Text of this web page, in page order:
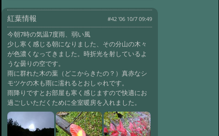
紅葉情報 #42 '06 10/7 09:49
今朝7時の気温7度雨、弱い風
少し寒く感じる朝になりました、その分山の木々
が色濃くなってきました。時折光を射しているよ
うな曇りの空です。
雨に群れた木の葉（どこからきたの？）真赤なシ
モツケの木も雨に濡れるとおしゃれです。
雨降りですとお部屋も寒く感じますので快適にお
過ごしいただくために全室暖房を入れました。